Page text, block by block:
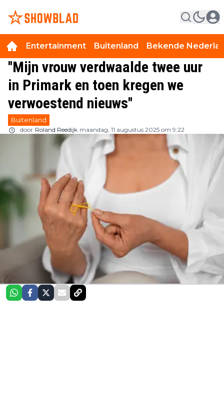
Entertainment Buitenland Bekende
''Mijn vrouw verdwaalde twee uur
in Primark en toen kregen we
verwoestend nieuws''
Buitenland
door Roland Reedijk maandag, 11 augustus 2025 om 9:22